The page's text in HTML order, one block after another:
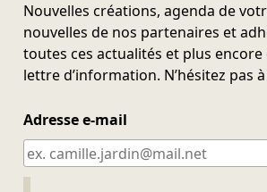
Nouvelles créations, agenda de
nouvelles de nos partenaires et
toutes ces actualités et plus
lettre d’information. N’hésitez pas
Adresse e-mail